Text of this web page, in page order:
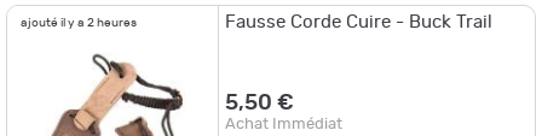
ajouté il y a 2 heures Fausse Corde Cuire - Buck Trail
5,50 €
Achat Immédiat